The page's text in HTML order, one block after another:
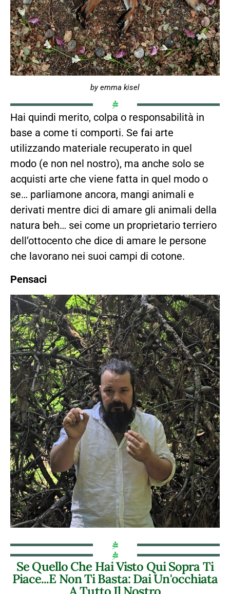
by emma kisel
Hai quindi merito, colpa o responsabilità in
base a come ti comporti. Se fai arte
utilizzando materiale recuperato in quel
modo (e non nel nostro), ma anche solo se
acquisti arte che viene fatta in quel modo o
se… parliamone ancora, mangi animali e
derivati mentre dici di amare gli animali della
natura beh… sei come un proprietario terriero
dell’ottocento che dice di amare le persone
che lavorano nei suoi campi di cotone.
Pensaci
Se Quello Che Hai Visto Qui Sopra Ti
Piace...e Non Ti Basta: Dai Un'occhiata